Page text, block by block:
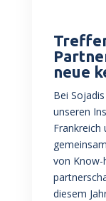
neue
Bei
unseren
Frankreich
von Know-
diesem